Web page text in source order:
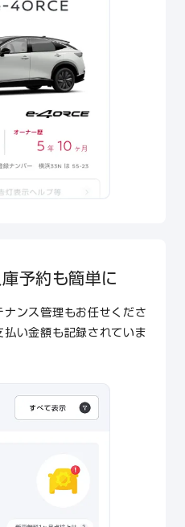
予約も簡単に
ンス管理もお任せくださ
い金額も記録されていま